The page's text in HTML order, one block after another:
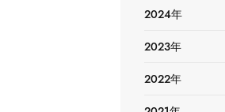
2024年
2023年
2022年